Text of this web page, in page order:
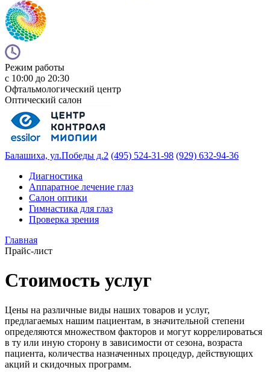
Режим работы
с 10:00 до 20:30
Офтальмологический центр
Оптический салон
Балашиха, ул.Победы д.2 (495) 524-31-98 (929) 632-94-36
Диагностика
Аппаратное лечение глаз
Салон оптики
Гимнастика для глаз
Проверка зрения
Главная
Прайс-лист
Стоимость услуг
Цены на различные виды наших товаров и услуг,
предлагаемых нашим пациентам, в значительной степени
определяются множеством факторов и могут коррелироваться
в ту или иную сторону в зависимости от сезона, возраста
пациента, количества назначенных процедур, действующих
акций и скидочных программ.